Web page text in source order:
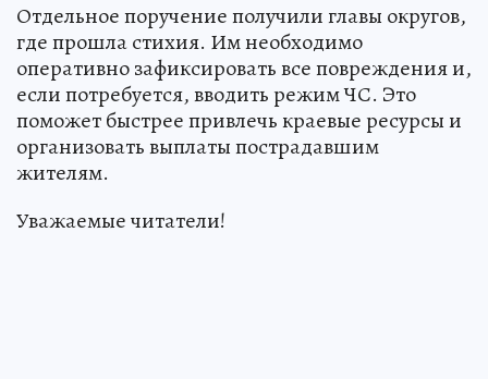
Отдельное поручение получили главы округов,
где прошла стихия. Им необходимо
оперативно зафиксировать все повреждения и,
если потребуется, вводить режим ЧС. Это
поможет быстрее привлечь краевые ресурсы и
организовать выплаты пострадавшим
жителям.
Уважаемые читатели!